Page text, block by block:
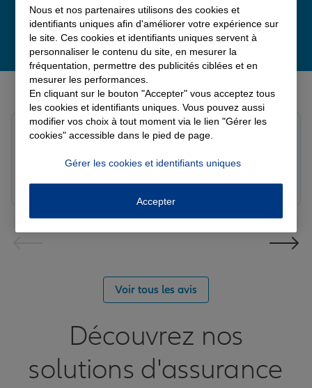
Derniers avis de nos agences Allianz
louna p.
Voir tous les avis
Découvrez nos
solutions d'assurance
Nous et nos partenaires utilisons des cookies et
identifiants uniques afin d'améliorer votre expérience sur
le site. Ces cookies et identifiants uniques servent à
personnaliser le contenu du site, en mesurer la
fréquentation, permettre des publicités ciblées et en
mesurer les performances.
En cliquant sur le bouton "Accepter" vous acceptez tous
les cookies et identifiants uniques. Vous pouvez aussi
modifier vos choix à tout moment via le lien "Gérer les
cookies" accessible dans le pied de page.
Gérer les cookies et identifiants uniques
Accepter